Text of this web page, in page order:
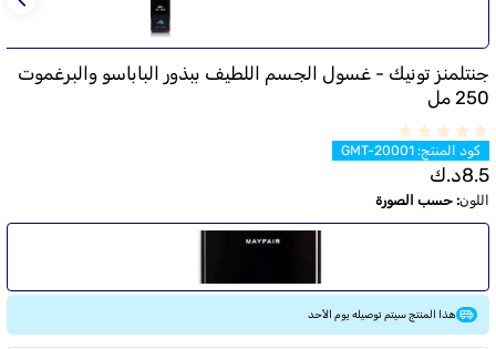
جنتلمنز تونيك - غسول الجسم اللطيف ببذور الباباسو والبرغموت
250 مل
كود المنتج:
GMT-20001
8.5د.ك
اللون: حسب الصورة
هذا المنتج سيتم توصيله يوم الأحد